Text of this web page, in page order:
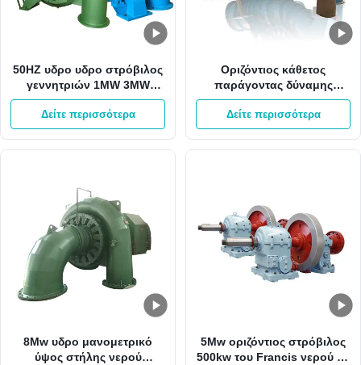
50HZ υδρο υδρο στρόβιλος
γεννητριών 1MW 3MW
Pelton Francis δύναμης
Δείτε περισσότερα
Οριζόντιος κάθετος
παράγοντας δύναμης
γεννητριών 2000kw 0,8
υδροηλεκτρικής ενέργειας
Δείτε περισσότερα
8Mw υδρο μανομετρικό
ύψος στήλης νερού
5Mw οριζόντιος στρόβιλος
500kw του Francis νερού με